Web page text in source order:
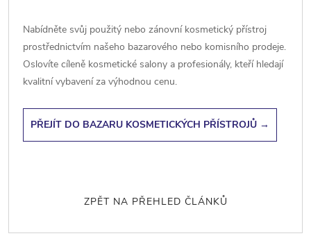
Nabídněte svůj použitý nebo zánovní kosmetický přístroj
prostřednictvím našeho bazarového nebo komisního prodeje.
Oslovíte cíleně kosmetické salony a profesionály, kteří hledají
kvalitní vybavení za výhodnou cenu.
PŘEJÍT DO BAZARU KOSMETICKÝCH PŘÍSTROJŮ →
ZPĚT NA PŘEHLED ČLÁNKŮ